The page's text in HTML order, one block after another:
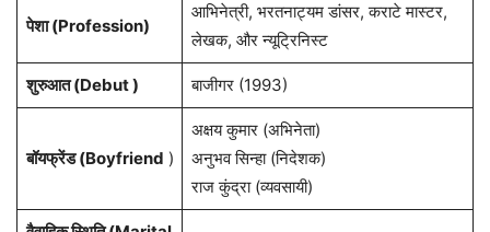
पेशा (Profession)
आभिनेत्री, भरतनाट्यम डांसर, कराटे मास्टर,
लेखक, और न्यूट्रिनिस्ट
शुरुआत (Debut ) बाजीगर (1993)
बॉयफ्रेंड (Boyfriend )
अक्षय कुमार (अभिनेता)
अनुभव सिन्हा (निदेशक)
राज कुंद्रा (व्यवसायी)